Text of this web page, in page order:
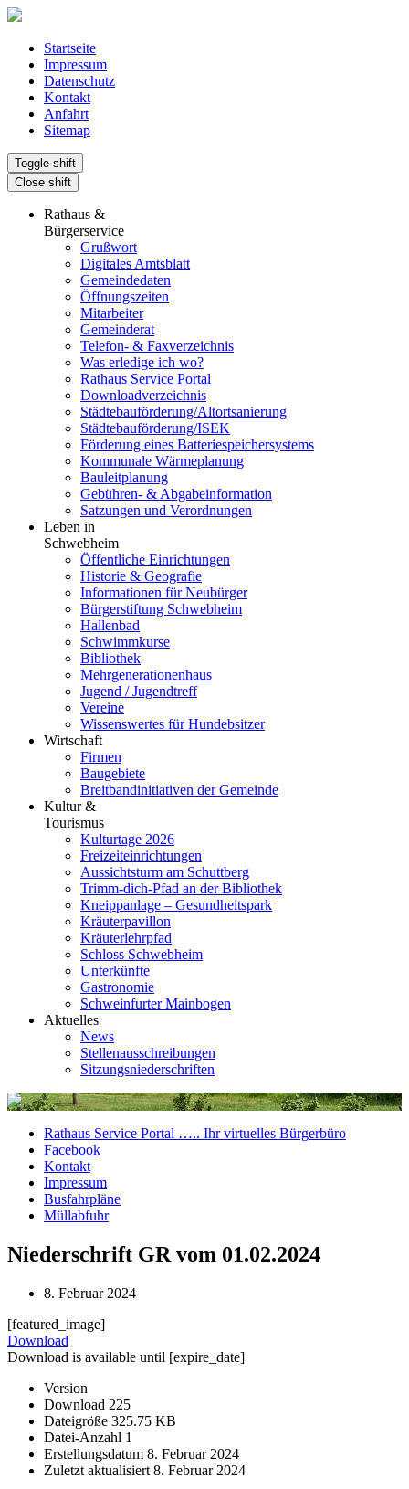
Startseite
Impressum
Datenschutz
Kontakt
Anfahrt
Sitemap
Toggle shift
Close shift
Rathaus &
Bürgerservice
Grußwort
Digitales Amtsblatt
Gemeindedaten
Öffnungszeiten
Mitarbeiter
Gemeinderat
Telefon- & Faxverzeichnis
Was erledige ich wo?
Rathaus Service Portal
Downloadverzeichnis
Städtebauförderung/Altortsanierung
Städtebauförderung/ISEK
Förderung eines Batteriespeichersystems
Kommunale Wärmeplanung
Bauleitplanung
Gebühren- & Abgabeinformation
Satzungen und Verordnungen
Leben in
Schwebheim
Öffentliche Einrichtungen
Historie & Geografie
Informationen für Neubürger
Bürgerstiftung Schwebheim
Hallenbad
Schwimmkurse
Bibliothek
Mehrgenerationenhaus
Jugend / Jugendtreff
Vereine
Wissenswertes für Hundebsitzer
Wirtschaft
Firmen
Baugebiete
Breitbandinitiativen der Gemeinde
Kultur &
Tourismus
Kulturtage 2026
Freizeiteinrichtungen
Aussichtsturm am Schuttberg
Trimm-dich-Pfad an der Bibliothek
Kneippanlage – Gesundheitspark
Kräuterpavillon
Kräuterlehrpfad
Schloss Schwebheim
Unterkünfte
Gastronomie
Schweinfurter Mainbogen
Aktuelles
News
Stellenausschreibungen
Sitzungsniederschriften
Rathaus Service Portal ….. Ihr virtuelles Bürgerbüro
Facebook
Kontakt
Impressum
Busfahrpläne
Müllabfuhr
Niederschrift GR vom 01.02.2024
8. Februar 2024
[featured_image]
Download
Download is available until [expire_date]
Version
Download 225
Dateigröße 325.75 KB
Datei-Anzahl 1
Erstellungsdatum 8. Februar 2024
Zuletzt aktualisiert 8. Februar 2024